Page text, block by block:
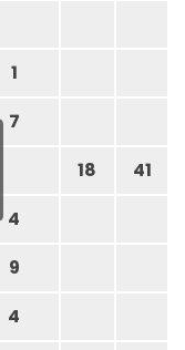
1
7
18 41
4
9
4